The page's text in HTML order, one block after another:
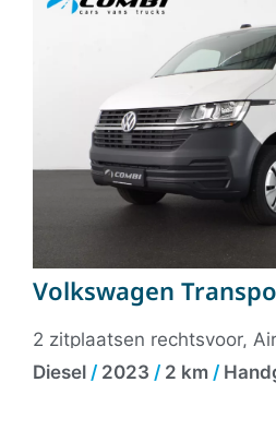
Volkswagen
Diesel / 2023 / 2 km /